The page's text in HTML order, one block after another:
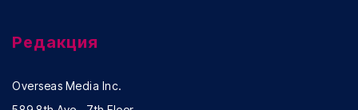
Редакция
Overseas Media Inc.